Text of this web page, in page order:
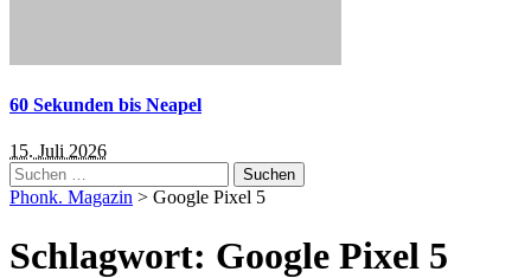
60 Sekunden bis Neapel
15. Juli 2026
Suchen
nach:
Phonk. Magazin > Google Pixel 5
Schlagwort: Google Pixel 5